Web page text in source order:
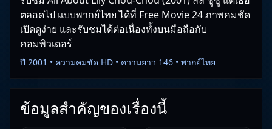
ตลอดไป แบบพากย์ไทย ได้ที่ Free Movie 24 ภาพคมชัด
เปิดดูง่าย และรับชมได้ต่อเนื่องทั้งบนมือถือกับ
คอมพิวเตอร์
ปี 2001 • ความคมชัด HD • ความยาว 146 • พากย์ไทย
ข้อมูลสำคัญของเรื่องนี้